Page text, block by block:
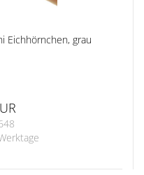
Eichhörnchen, grau